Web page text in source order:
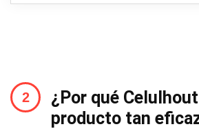
¿Por qué
producto tan